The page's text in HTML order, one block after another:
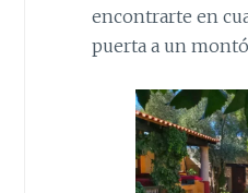
encontrarte en
puerta a un